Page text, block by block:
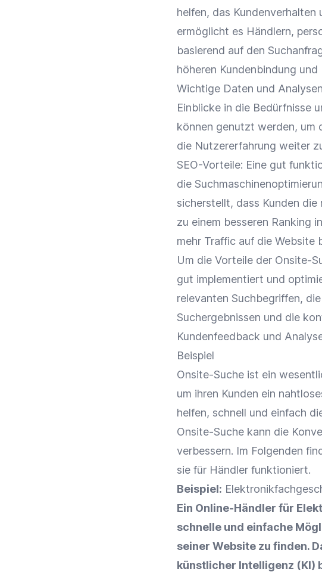
helfen, das Kundenverhalten
ermöglicht es Händlern,
basierend auf den
höheren Kundenbindung und
Wichtige Daten und
Einblicke in die Bedürfnisse
können genutzt werden, um
die Nutzererfahrung weiter
SEO-Vorteile: Eine gut
die
sicherstellt, dass Kunden
zu einem besseren Ranking
mehr Traffic auf die Website
Um die Vorteile der Onsite-
gut implementiert und
relevanten Suchbegriffen,
Suchergebnissen und die
Kundenfeedback und
Beispiel
Onsite-Suche ist ein
um ihren Kunden ein
helfen, schnell und einfach
Onsite-Suche kann die
verbessern. Im Folgenden
sie für Händler funktioniert.
Beispiel:
Ein Online-Händler für
schnelle und einfache
seiner Website zu finden.
künstlicher Intelligenz (KI)